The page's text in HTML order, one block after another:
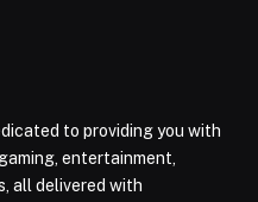
to providing you with
entertainment,
all delivered with